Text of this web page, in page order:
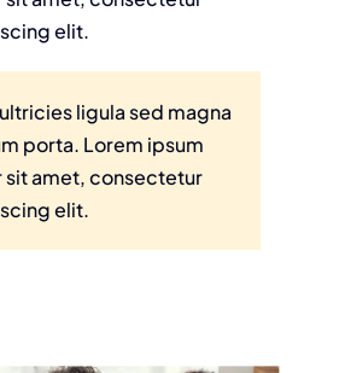
elit.
ligula sed magna
porta. Lorem ipsum
sit amet, consectetur
elit.